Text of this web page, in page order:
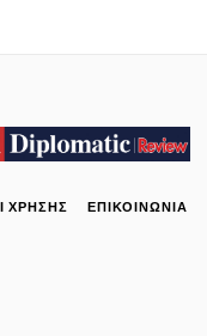
ΧΡΉΣΗΣ ΕΠΙΚΟΙΝΩΝΊΑ